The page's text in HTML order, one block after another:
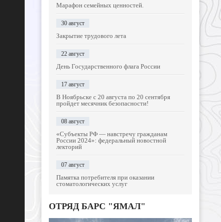
Марафон семейных ценностей.
30 август
Закрытие трудового лета
22 август
День Государственного флага России
17 август
В Ноябрьске с 20 августа по 20 сентября
пройдет месячник безопасности!
08 август
«Субъекты РФ — навстречу гражданам
России 2024»: федеральный новостной
лекторий
07 август
Памятка потребителя при оказании
стоматологических услуг
ОТРЯД БАРС "ЯМАЛ"